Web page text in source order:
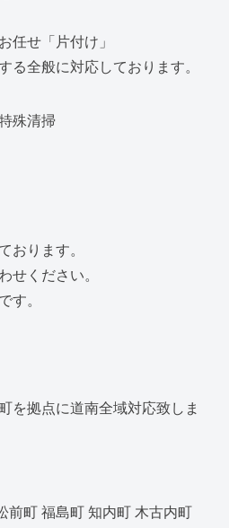
任せ「片付け」
る全般に対応しております。
殊清掃
おります。
せください。
す。
を拠点に道南全域対応致しま
前町 福島町 知内町 木古内町